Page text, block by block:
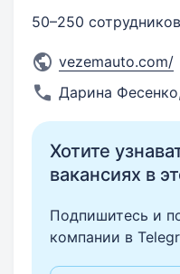
50–250 сотрудников
vezemauto.com/
Дарина Фесенко,
Хотите
вакансиях в
Подпишитесь и
компании в